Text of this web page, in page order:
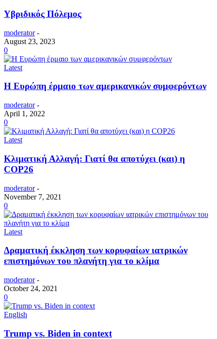
Υβριδικός Πόλεμος
moderator -
August 23, 2023
0
Latest
Η Ευρώπη έρμαιο των αμερικανικών συμφερόντων
moderator -
April 1, 2022
0
Latest
Κλιματική Αλλαγή: Γιατί θα αποτύχει (και) η
COP26
moderator -
November 7, 2021
0
Latest
Δραματική έκκληση των κορυφαίων ιατρικών
επιστημόνων του πλανήτη για το κλίμα
moderator -
October 24, 2021
0
English
Trump vs. Biden in context